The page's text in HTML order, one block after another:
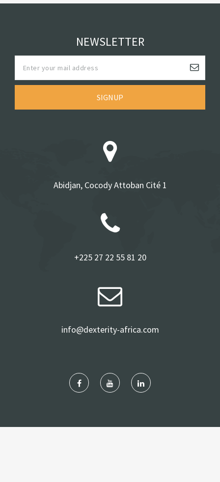
NEWSLETTER
SIGNUP
Abidjan, Cocody Attoban Cité 1
+225 27 22 55 81 20
info@dexterity-africa.com